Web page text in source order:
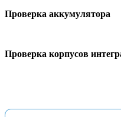
Проверка аккумулятора
Проверка корпусов